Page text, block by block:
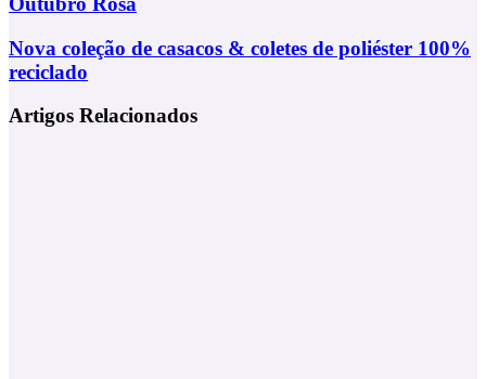
Dois
Solidários
para
o
Outubro
Nova
coleção
de
casacos
&
Nova coleção de casacos & coletes de poliéster 100%
reciclado
Artigos Relacionados